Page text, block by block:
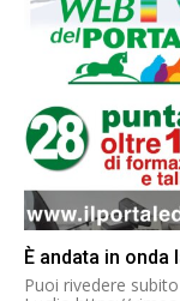
È andata in onda
Puoi rivedere